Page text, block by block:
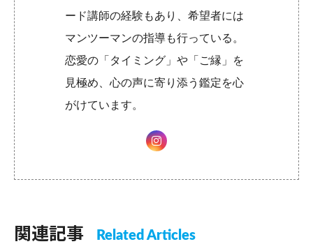
ード講師の経験もあり、希望者には
マンツーマンの指導も行っている。
恋愛の「タイミング」や「ご縁」を
見極め、心の声に寄り添う鑑定を心
がけています。
関連記事 Related Articles